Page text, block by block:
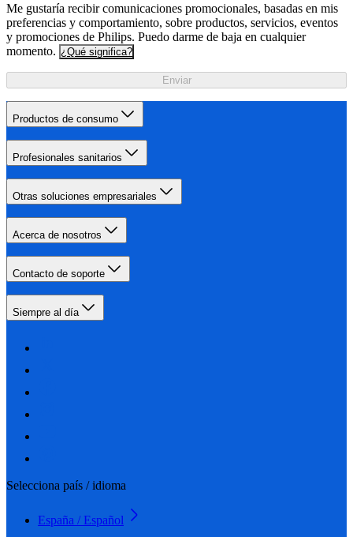
Me gustaría recibir comunicaciones promocionales, basadas en mis
preferencias y comportamiento, sobre productos, servicios, eventos
y promociones de Philips. Puedo darme de baja en cualquier
momento. ¿Qué significa?
Enviar
Productos de consumo
Profesionales sanitarios
Otras soluciones empresariales
Acerca de nosotros
Contacto de soporte
Siempre al día
Selecciona país / idioma
España / Español